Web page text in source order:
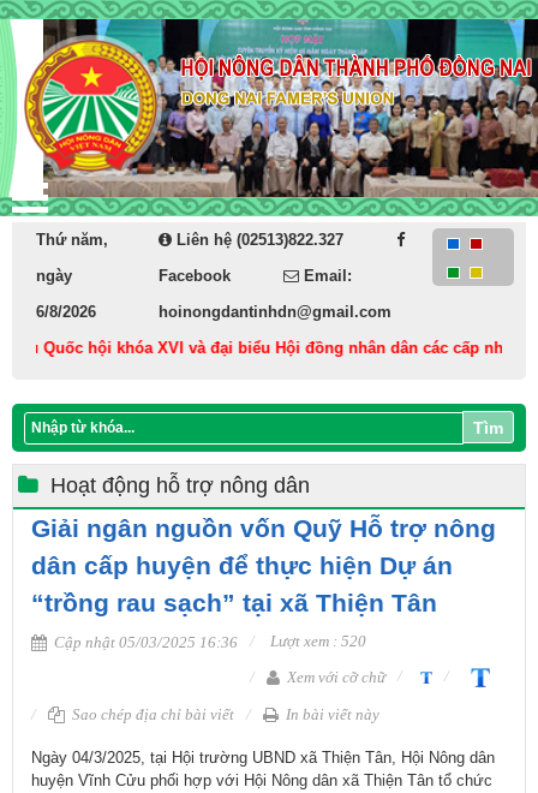
Thứ năm,
ngày
6/8/2026
Liên hệ (02513)822.327
Facebook
Email:
hoinongdantinhdn@gmail.com
hội khóa XVI và đại biểu Hội đồng nhân dân các cấp nhiệm kỳ
Tìm
Hoạt động hỗ trợ nông dân
Giải ngân nguồn vốn Quỹ Hỗ trợ nông
dân cấp huyện để thực hiện Dự án
“trồng rau sạch” tại xã Thiện Tân
Cập nhật 05/03/2025 16:36
Lượt xem : 520
Xem với cỡ chữ
Sao chép địa chỉ bài viết In bài viết này
Ngày 04/3/2025, tại Hội trường UBND xã Thiện Tân, Hội Nông dân
huyện Vĩnh Cửu phối hợp với Hội Nông dân xã Thiện Tân tổ chức